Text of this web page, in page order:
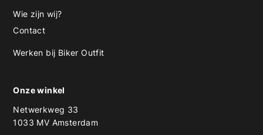
Wie zijn wij?
Contact
Werken bij Biker Outfit
Onze winkel
Netwerkweg 33
1033 MV Amsterdam